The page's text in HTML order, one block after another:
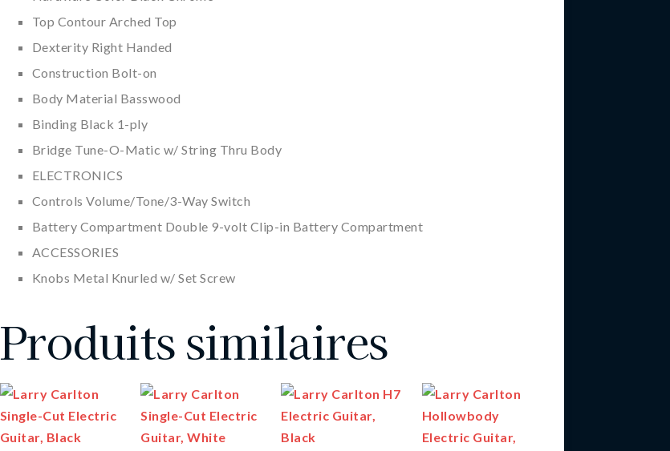
Top Contour Arched Top
Dexterity Right Handed
Construction Bolt-on
Body Material Basswood
Binding Black 1-ply
Bridge Tune-O-Matic w/ String Thru Body
ELECTRONICS
Controls Volume/Tone/3-Way Switch
Battery Compartment Double 9-volt Clip-in Battery Compartment
ACCESSORIES
Knobs Metal Knurled w/ Set Screw
Produits similaires